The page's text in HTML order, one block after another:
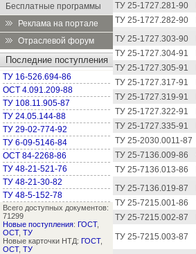
Бесплатные программы
Реклама на портале
Отраслевой форум
Последние поступления
ТУ 16-526.694-86
ОСТ 4.091.209-88
ТУ 108.11.905-87
ТУ 24.05.144-88
ТУ 29-02-774-92
ТУ 6-09-5146-84
ОСТ 84-2268-86
ТУ 48-21-521-76
ТУ 48-21-30-82
ТУ 48-5-152-78
Всего доступных документов:
71299
Новые поступления: ГОСТ,
ОСТ, ТУ
Новые карточки НТД: ГОСТ,
ОСТ, ТУ
ТУ 25-1727.281-90
ТУ 25-1727.282-90
ТУ 25-1727.303-90
ТУ 25-1727.304-91
ТУ 25-1727.305-91
ТУ 25-1727.317-91
ТУ 25-1727.319-91
ТУ 25-1727.322-91
ТУ 25-1727.335-91
ТУ 25-2030.0011-87
ТУ 25-7136.009-86
ТУ 25-7136.013-86
ТУ 25-7136.019-87
ТУ 25-7215.001-86
ТУ 25-7215.002-87
ТУ 25-7215.003-87